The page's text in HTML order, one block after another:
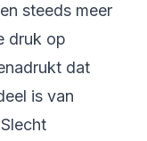
steeds meer
druk op
dat
is van